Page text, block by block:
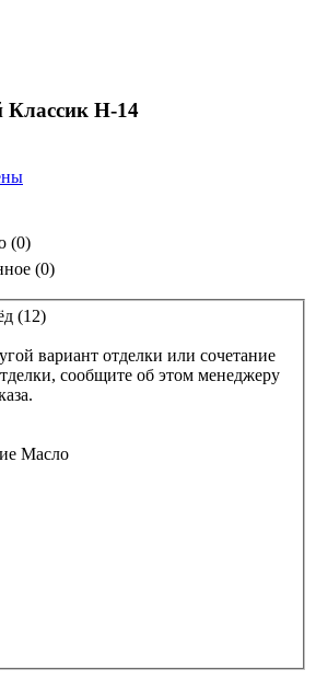
Н-14
(0)
(0)
(12)
вариант отделки или сочетание
сообщите об этом менеджеру
Масло